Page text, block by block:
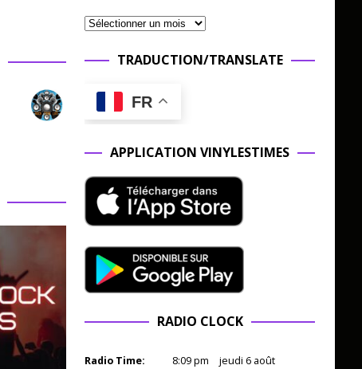
TRADUCTION/TRANSLATE
FR
APPLICATION VINYLESTIMES
RADIO CLOCK
Radio Time: 8:09pm jeudi 6 août